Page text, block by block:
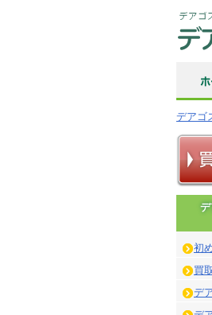
デアゴ
初
買
デ